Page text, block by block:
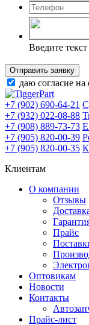
Введите
Отправить заявку
даю согласие на
+7 (902) 690-64-21
+7 (932) 022-08-88
+7 (908) 889-73-73
+7 (905) 820-00-39
+7 (905) 820-00-35
Клиентам
О компании
Отзывы
Прайс
Оптовикам
Новости
Контакты
Прайс-лист